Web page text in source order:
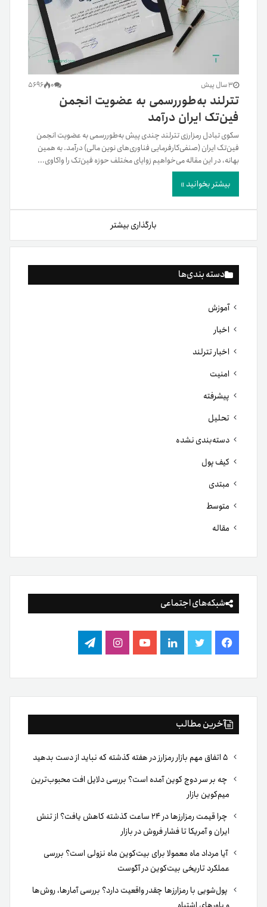
دسته بندی‌ها
آموزش
اخبار
اخبار تترلند
امنیت
پیشرفته
تحلیل
دسته‌بندی نشده
کیف پول
مبتدی
متوسط
مقاله
شبکه‌های اجتماعی
فیس
بوک
توییتر لینکدینیوتیوباینستاگرام
تلگرام
آخرین مطالب
چه بر سر دوج کوین آمده است؟ بررسی دلایل افت محبوب‌ترین
میم‌کوین بازار
چرا قیمت رمزارزها در ۲۴ ساعت گذشته کاهش یافت؟ از تنش
ایران و آمریکا تا فشار فروش در بازار
آیا مرداد ماه معمولا برای بیت‌کوین ماه نزولی است؟ بررسی
عملکرد تاریخی بیت‌کوین در آگوست
پول‌شویی با رمزارزها چقدر واقعیت دارد؟ بررسی آمارها، روش‌ها
3 سال پیش 0
5696
تترلند به‌طوررسمی به عضویت انجمن
فین‌‌تک ایران درآمد
سکوی تبادل رمزارزی تترلند چندی پیش به‌طوررسمی به عضویت انجمن
فین‌تک ایران (صنفی‌کارفرمایی فناوری‌های نوین مالی) درآمد. به‌ همین
بهانه، در این مقاله می‌خواهیم زوایای مختلف حوزه فین‌تک را واکاوی...
بیشتر بخوانید »
بارگذاری بیشتر